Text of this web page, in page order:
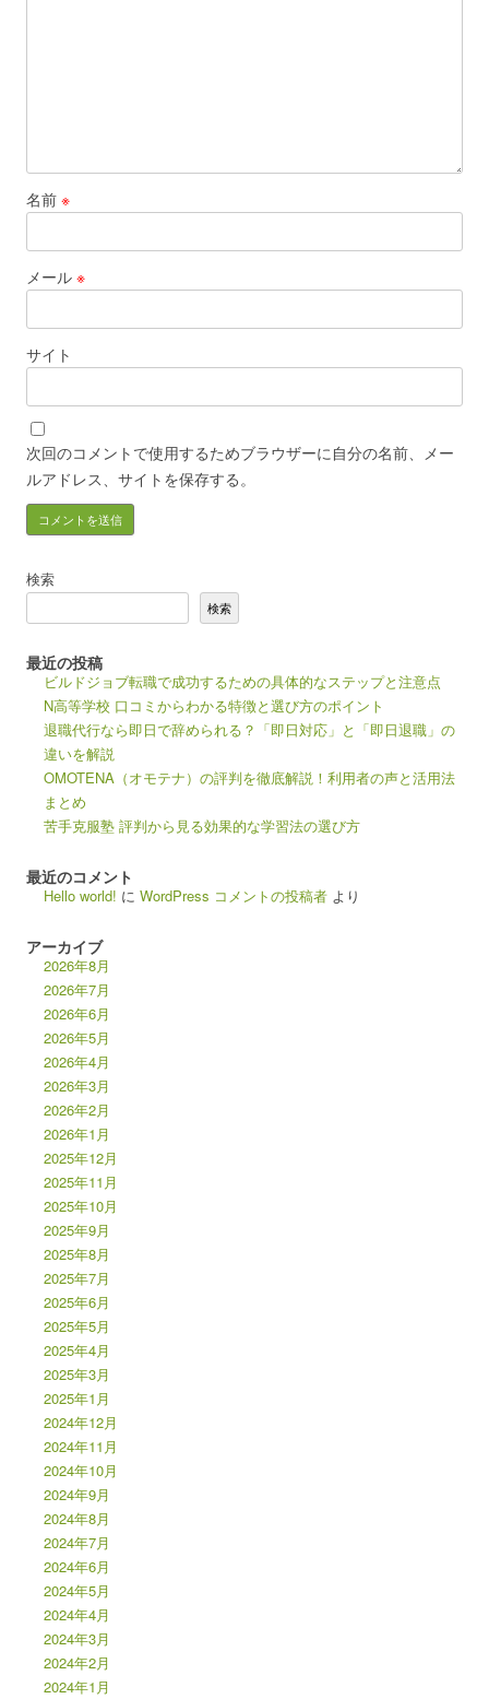
名前 ※
メール ※
サイト
次回のコメントで使用するためブラウザーに自分の名前、メー
ルアドレス、サイトを保存する。
検索
検索
最近の投稿
ビルドジョブ転職で成功するための具体的なステップと注意点
N高等学校 口コミからわかる特徴と選び方のポイント
退職代行なら即日で辞められる？「即日対応」と「即日退職」の
違いを解説
OMOTENA（オモテナ）の評判を徹底解説！利用者の声と活用法
まとめ
苦手克服塾 評判から見る効果的な学習法の選び方
最近のコメント
Hello world! に WordPress コメントの投稿者 より
アーカイブ
2026年8月
2026年7月
2026年6月
2026年5月
2026年4月
2026年3月
2026年2月
2026年1月
2025年12月
2025年11月
2025年10月
2025年9月
2025年8月
2025年7月
2025年6月
2025年5月
2025年4月
2025年3月
2025年1月
2024年12月
2024年11月
2024年10月
2024年9月
2024年8月
2024年7月
2024年6月
2024年5月
2024年4月
2024年3月
2024年2月
2024年1月